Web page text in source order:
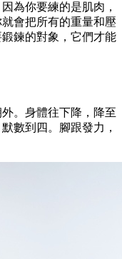
為你要練的是肌肉，
會把所有的重量和壓
鍊的對象，它們才能
。身體往下降，降至
數到四。腳跟發力，